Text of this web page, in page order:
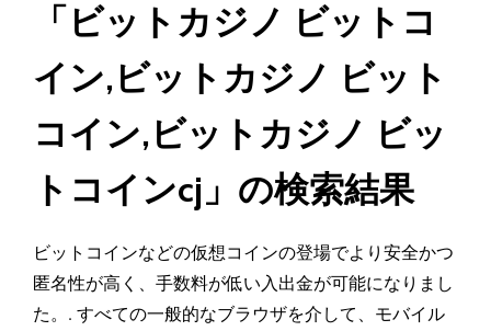
「ビットカジノ ビットコ
イン,ビットカジノ ビット
コイン,ビットカジノ ビッ
トコインcj」の検索結果
ビットコインなどの仮想コインの登場でより安全かつ
匿名性が高く、手数料が低い入出金が可能になりまし
た。. すべての一般的なブラウザを介して、モバイル